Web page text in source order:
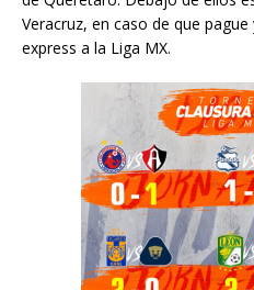
Veracruz, en caso de que
express a la Liga MX.